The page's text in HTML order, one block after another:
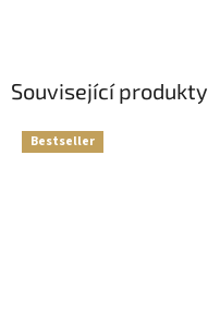
Související produkty
Bestseller